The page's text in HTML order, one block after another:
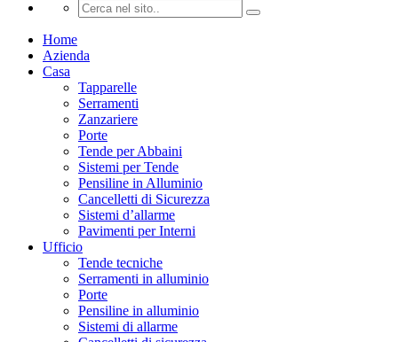
Home
Azienda
Casa
Tapparelle
Serramenti
Zanzariere
Porte
Tende per Abbaini
Sistemi per Tende
Pensiline in Alluminio
Cancelletti di Sicurezza
Sistemi d’allarme
Pavimenti per Interni
Ufficio
Tende tecniche
Serramenti in alluminio
Porte
Pensiline in alluminio
Sistemi di allarme